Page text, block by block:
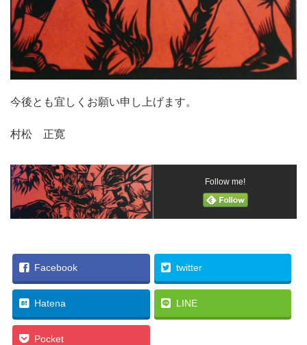
今後とも宜しくお願い申し上げます。
村松 正寛
Follow me!
Facebook twitter
Hatena LINE
Pocket